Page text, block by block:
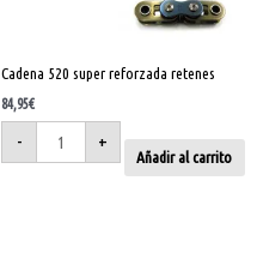
Cadena 520 super reforzada retenes
84,95€
- +
Añadir al carrito